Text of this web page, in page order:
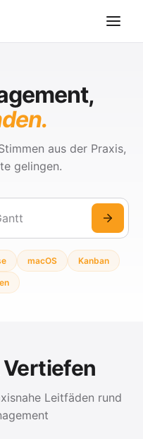
aus der Praxis,
gelingen.
macOS Kanban
Leitfäden rund